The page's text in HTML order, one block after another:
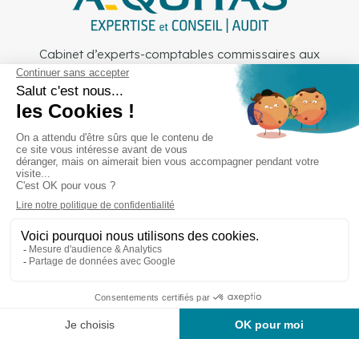
Cabinet d’experts-comptables commissaires aux
comptes sur Lille, Lens et Douai
Services Secteurs Outils
Cabinet
Recrutement
Copyright © Aequitas 2023 fait avec ❤️ par wapiti
Politique de confidentialité